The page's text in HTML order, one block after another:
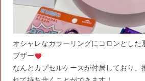
オシャレなカラーリングにコロンとした
ブザー
なんとカプセルケースが付属しており、